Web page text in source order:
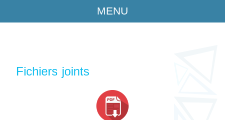
MENU
Fichiers joints